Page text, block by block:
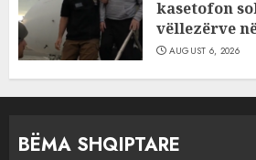
kasetofon
vëllezërve
AUGUST 6, 2026
BËMA SHQIPTARE